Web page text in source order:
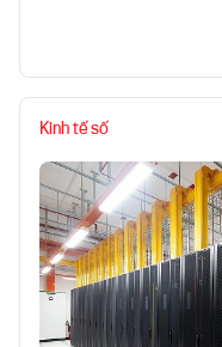
Kinh tế số